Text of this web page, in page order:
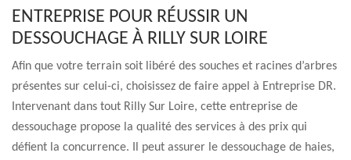
ENTREPRISE POUR RÉUSSIR UN
DESSOUCHAGE À RILLY SUR LOIRE
Afin que votre terrain soit libéré des souches et racines d’arbres
présentes sur celui-ci, choisissez de faire appel à Entreprise DR.
Intervenant dans tout Rilly Sur Loire, cette entreprise de
dessouchage propose la qualité des services à des prix qui
défient la concurrence. Il peut assurer le dessouchage de haies,